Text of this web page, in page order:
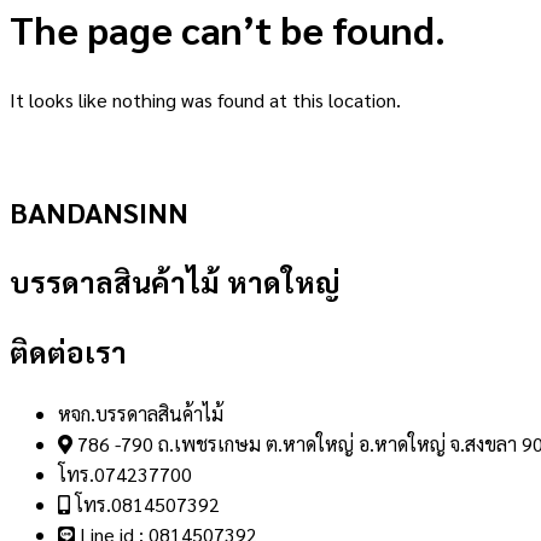
The page can’t be found.
It looks like nothing was found at this location.
BANDANSINN
บรรดาลสินค้าไม้ หาดใหญ่
ติดต่อเรา
หจก.บรรดาลสินค้าไม้
786 -790 ถ.เพชรเกษม ต.หาดใหญ่ อ.หาดใหญ่ จ.สงขลา
โทร.074237700
โทร.0814507392
Line id : 0814507392